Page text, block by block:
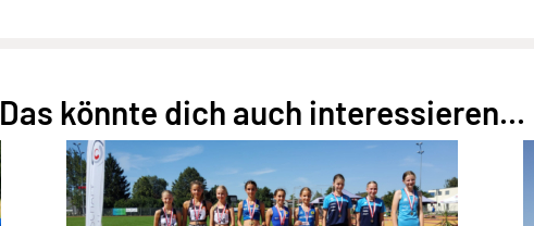
Das könnte dich auch interessieren...